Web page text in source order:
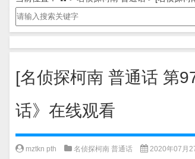
[名侦探柯南 普通话 第
话》在线观看
mztkn pth 名侦探柯南 普通话 2020年07月